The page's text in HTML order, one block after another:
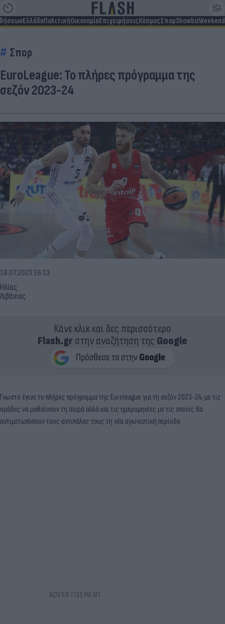
ΕλλάδαΠολιτικήΟικονομίαΕπιχειρήσειςΚόσμοςΣπορShowbizWeekend
Σπορ
EuroLeague: Το πλήρες πρόγραμμα της
σεζόν 2023-24
Ηλίας
Λιβάνιος
18.07.2023 16:13
Κάνε κλικ και δες περισσότερο
Flash.grστην αναζήτηση της Google
Γνωστό έγινε το πλήρες πρόγραμμα της Euroleague για τη σεζόν 2023-24, με τις
ομάδες να μαθαίνουν τη σειρά αλλά και τις ημερομηνίες με τις οποίες θα
αντιμετωπίσουν τους αντιπάλος τους τη νέα αγωνιστική περίοδο.